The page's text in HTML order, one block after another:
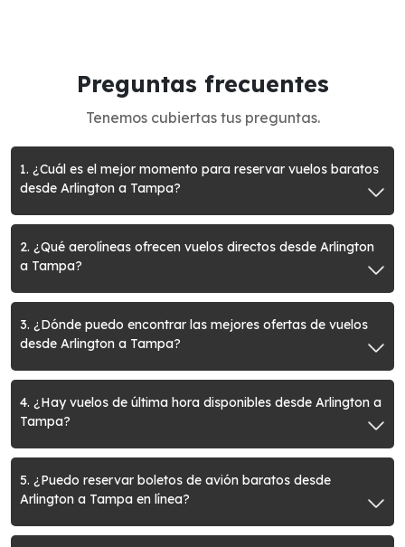
Preguntas frecuentes
Tenemos cubiertas tus preguntas.
1. ¿Cuál es el mejor momento para reservar vuelos baratos
desde Arlington a Tampa?
2. ¿Qué aerolíneas ofrecen vuelos directos desde Arlington
a Tampa?
3. ¿Dónde puedo encontrar las mejores ofertas de vuelos
desde Arlington a Tampa?
4. ¿Hay vuelos de última hora disponibles desde Arlington a
Tampa?
5. ¿Puedo reservar boletos de avión baratos desde
Arlington a Tampa en línea?